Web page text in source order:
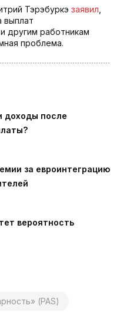
Тэрэбуркэ заявил
выплат
другим работникам
проблема.
доходы после
за евроинтеграцию
вероятность
(PAS)